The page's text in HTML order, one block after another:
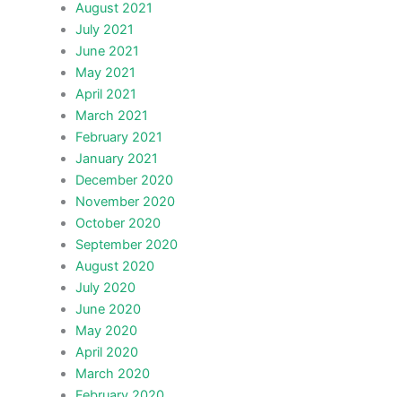
August 2021
July 2021
June 2021
May 2021
April 2021
March 2021
February 2021
January 2021
December 2020
November 2020
October 2020
September 2020
August 2020
July 2020
June 2020
May 2020
April 2020
March 2020